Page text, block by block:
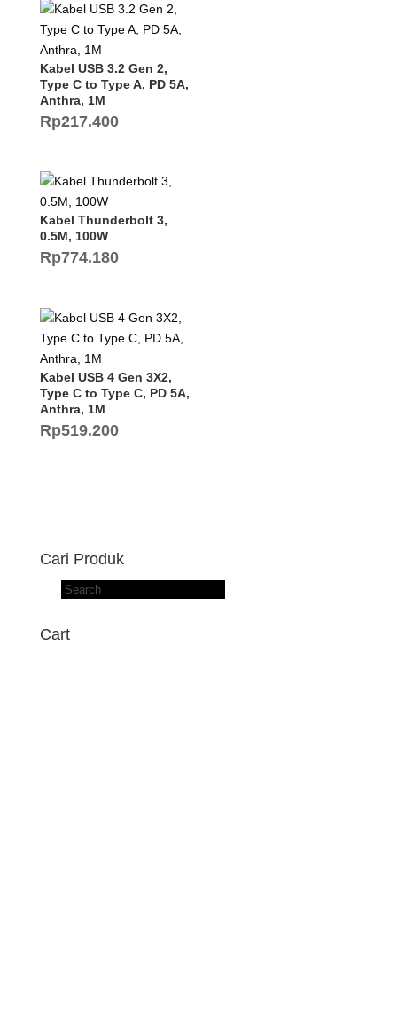
Kabel USB 3.2 Gen 2,
Type C to Type A, PD 5A,
Anthra, 1M
Rp217.400
Kabel Thunderbolt 3,
0.5M, 100W
Rp774.180
Kabel USB 4 Gen 3X2,
Type C to Type C, PD 5A,
Anthra, 1M
Rp519.200
Cari Produk
Products
Cart